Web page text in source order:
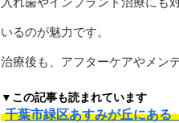
いるのが魅力です。
治療後も、アフターケアやメン
▼この記事も読まれています
千葉市緑区あすみが丘にある